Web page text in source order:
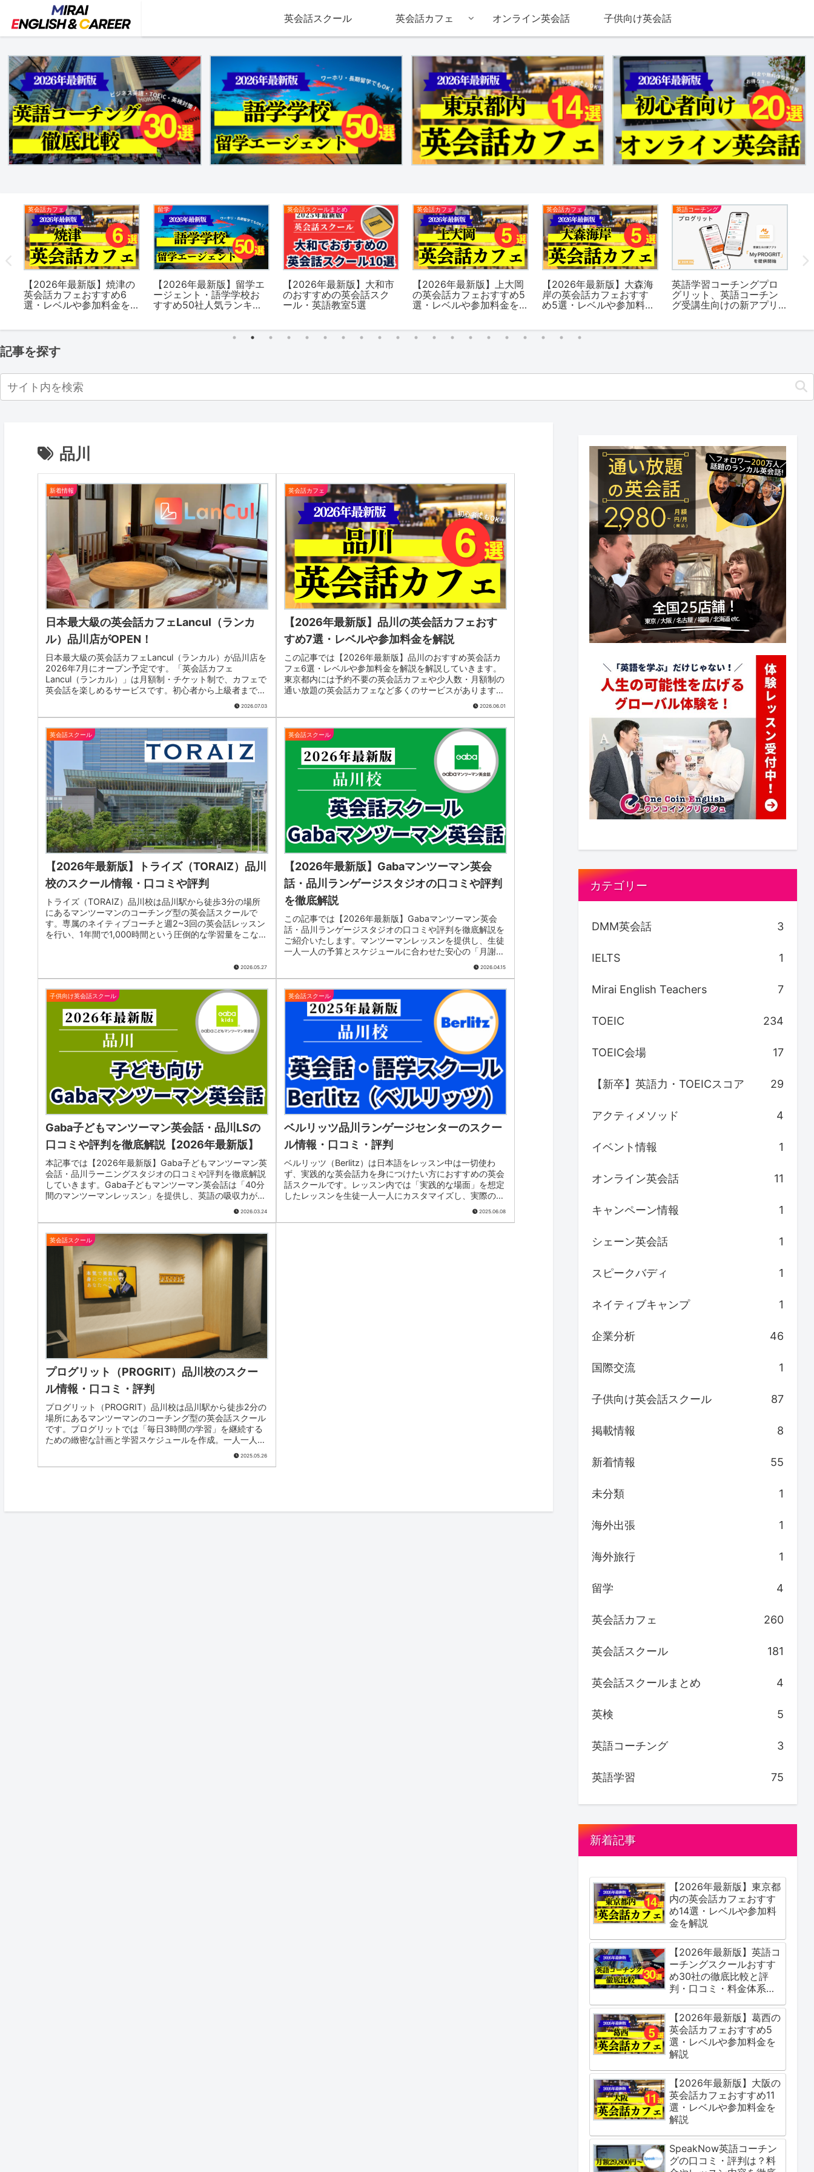
英会話スクール 英会話カフェ オンライン英会話 子供向け英会話
英会話カフェ
【2026年最新版】焼津の
英会話カフェおすすめ6
選・レベルや参加料金を
留学
【2026年最新版】留学エ
ージェント・語学学校お
すすめ50社人気ランキン
英会話スクールまとめ
【2026年最新版】大和市
のおすすめの英会話スク
ール・英語教室5選
英会話カフェ
【2026年最新版】上大岡
の英会話カフェおすすめ5
選・レベルや参加料金を
英会話カフェ
【2026年最新版】大森海
岸の英会話カフェおすす
め5選・レベルや参加料金
英語コーチング
英語学習コーチングプロ
グリット、英語コーチン
グ受講生向けの新アプリ
記事を探す
品川
新着情報
日本最大級の英会話カフェLancul（ランカ
ル）品川店がOPEN！
日本最大級の英会話カフェLancul（ランカル）が品川店を
2026年7月にオープン予定です。「英会話カフェ
Lancul（ランカル）」は月額制・チケット制で、カフェで
英会話を楽しめるサービスです。初心者から上級者まで、
2026.07.03
英会話カフェ
【2026年最新版】品川の英会話カフェおす
すめ7選・レベルや参加料金を解説
この記事では【2026年最新版】品川のおすすめ英会話カ
フェ6選・レベルや参加料金を解説を解説していきます。
東京都内には予約不要の英会話カフェや少人数・月額制の
通い放題の英会話カフェなど多くのサービスがあります。
日本最大級の英会話カフェLancul（ランカル）やカフェ英
会話♪などが開催されています。まずは気になる英会話カ
2026.06.01
英会話スクール
【2026年最新版】トライズ（TORAIZ）品川
校のスクール情報・口コミや評判
トライズ（TORAIZ）品川校は品川駅から徒歩3分の場所
にあるマンツーマンのコーチング型の英会話スクールで
す。専属のネイティブコーチと週2~3回の英会話レッスン
を行い、1年間で1,000時間という圧倒的な学習量をこなし
額￥74,704〜の全額保証付き」「カウンセリング満足度
98.1%」「継続率96.1%」など手厚サポートをしてくれる
トライズでは現在「無料体験」を受付中です。
2026.05.27
英会話スクール
【2026年最新版】Gabaマンツーマン英会
話・品川ランゲージスタジオの口コミや評判
を徹底解説
この記事では【2026年最新版】Gabaマンツーマン英会
話・品川ランゲージスタジオの口コミや評判を徹底解説を
ご紹介いたします。マンツーマンレッスンを提供し、生徒
一人一人の予算とスケジュールに合わせた安心の「月謝
制」で英会話レッスンを受講することができます。また、
現在Gabaマンツーマン英会話では大好評の《お試しコー
ャンペーン実施中です。無料体験レッスンを受講する際
に、自分の英語学習の目的や予算・スケジュールも合わせ
て相談してみましょう。
2026.04.15
子供向け英会話スクール
Gaba子どもマンツーマン英会話・品川LSの
口コミや評判を徹底解説【2026年最新版】
本記事では【2026年最新版】Gaba子どもマンツーマン英
会話・品川ラーニングスタジオの口コミや評判を徹底解説
していきます。Gaba子どもマンツーマン英会話は「40分
間のマンツーマンレッスン」を提供し、英語の吸収力が高
い小学生の時期にこそ、マンツーマンで英会話を学ぶこと
で、確実に英語力を向上させることができます。レベルも
検対策などにも対応することができます。
2026.03.24
英会話スクール
ベルリッツ品川ランゲージセンターのスクー
ル情報・口コミ・評判
ベルリッツ（Berlitz）は日本語をレッスン中は一切使わ
ず、実践的な英会話力を身につけたい方におすすめの英会
話スクールです。レッスン内では「実践的な場面」を想定
したレッスンを生徒一人一人にカスタマイズし、実際の生
2025.06.08
英会話スクール
プログリット（PROGRIT）品川校のスクー
ル情報・口コミ・評判
プログリット（PROGRIT）品川校は品川駅から徒歩2分の
場所にあるマンツーマンのコーチング型の英会話スクール
です。プログリットでは「毎日3時間の学習」を継続する
ための緻密な計画と学習スケジュールを作成。一人一人に
2025.05.26
カテゴリー
DMM英会話 3
IELTS 1
Mirai English Teachers 7
TOEIC 234
TOEIC会場 17
【新卒】英語力・TOEICスコア 29
アクティメソッド 4
イベント情報 1
オンライン英会話 11
キャンペーン情報 1
シェーン英会話 1
スピークバディ 1
ネイティブキャンプ 1
企業分析 46
国際交流 1
子供向け英会話スクール 87
掲載情報 8
新着情報 55
未分類 1
海外出張 1
海外旅行 1
留学 4
英会話カフェ 260
英会話スクール 181
英会話スクールまとめ 4
英検 5
英語コーチング 3
英語学習 75
新着記事
【2026年最新版】東京都
内の英会話カフェおすす
め14選・レベルや参加料
金を解説
【2026年最新版】英語コ
ーチングスクールおすす
め30社の徹底比較と評
判・口コミ・料金体系を
【2026年最新版】葛西の
英会話カフェおすすめ5
選・レベルや参加料金を
解説
【2026年最新版】大阪の
英会話カフェおすすめ11
選・レベルや参加料金を
解説
SpeakNow英語コーチン
グの口コミ・評判は？料